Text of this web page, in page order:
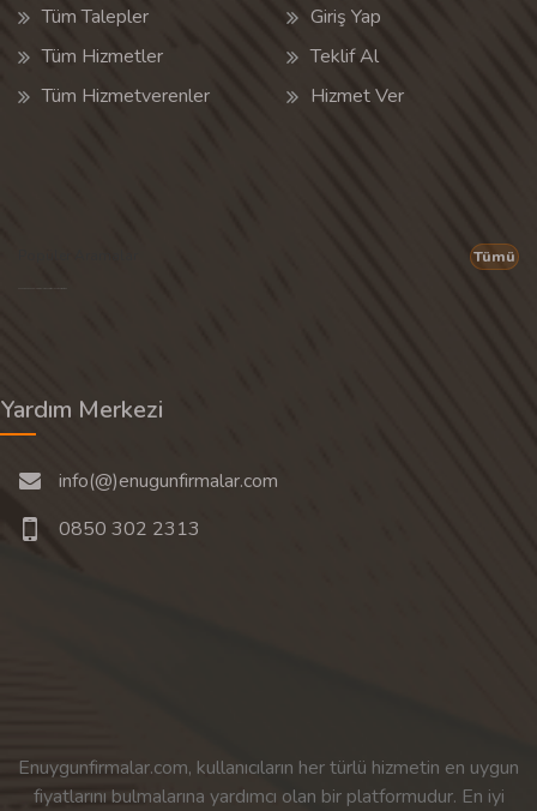
Tüm Talepler
Tüm Hizmetler
Tüm Hizmetverenler
Giriş Yap
Teklif Al
Hizmet Ver
Tümü
Yardım Merkezi
info(@)enugunfirmalar.com
0850 302 2313
Enuygunfirmalar.com, kullanıcıların her türlü hizmetin en uygun
fiyatlarını bulmalarına yardımcı olan bir platformudur. En iyi